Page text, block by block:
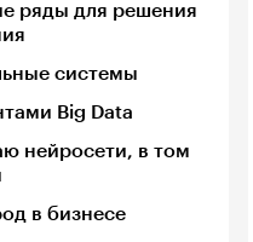
ряды для решения
системы
Big Data
нейросети, в том
в бизнесе